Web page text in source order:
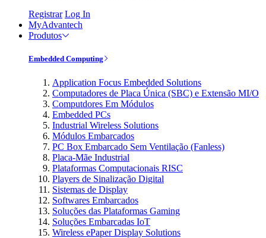
Registrar Log In
MyAdvantech
Produtos
Embedded Computing
Application Focus Embedded Solutions
Computadores de Placa Única (SBC) e Extensão MI/O
Computdores Em Módulos
Embedded PCs
Industrial Wireless Solutions
Módulos Embarcados
PC Box Embarcado Sem Ventilação (Fanless)
Placa-Mãe Industrial
Plataformas Computacionais RISC
Players de Sinalização Digital
Sistemas de Display
Softwares Embarcados
Soluções das Plataformas Gaming
Soluções Embarcadas IoT
Wireless ePaper Display Solutions